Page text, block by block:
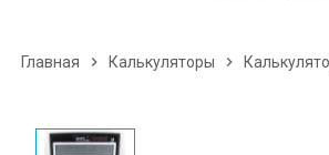
Главная  Калькуляторы 